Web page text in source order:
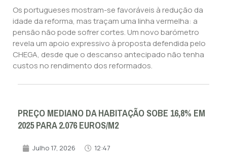
Os portugueses mostram-se favoráveis à redução da
idade da reforma, mas traçam uma linha vermelha: a
pensão não pode sofrer cortes. Um novo barómetro
revela um apoio expressivo à proposta defendida pelo
CHEGA, desde que o descanso antecipado não tenha
custos no rendimento dos reformados.
PREÇO MEDIANO DA HABITAÇÃO SOBE 16,8% EM
2025 PARA 2.076 EUROS/M2
Julho 17, 2026 12:47